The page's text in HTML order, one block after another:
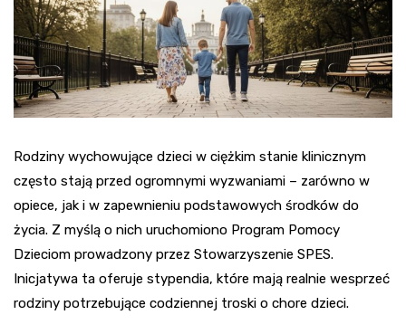
Rodziny wychowujące dzieci w ciężkim stanie klinicznym
często stają przed ogromnymi wyzwaniami – zarówno w
opiece, jak i w zapewnieniu podstawowych środków do
życia. Z myślą o nich uruchomiono Program Pomocy
Dzieciom prowadzony przez Stowarzyszenie SPES.
Inicjatywa ta oferuje stypendia, które mają realnie wesprzeć
rodziny potrzebujące codziennej troski o chore dzieci.